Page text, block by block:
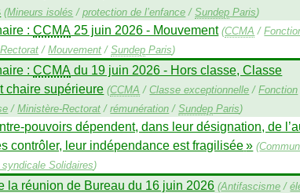
(Mineurs isolés /protection de l’enfance /Sundep Paris)
:CCMA 25 juin 2026 - Mouvement (CCMA /
/Mouvement /Sundep Paris)
:CCMA du 19 juin 2026 - Hors classe, Classe
chaire supérieure (CCMA /Classe exceptionnelle /Fonction
/Ministère-Rectorat /rémunération /Sundep Paris)
pouvoirs dépendent, dans leur désignation, de
contrôler, leur indépendance est fragilisée» (
syndicale Solidaires)
la réunion de Bureau du 16 juin 2026 (Antifascisme /